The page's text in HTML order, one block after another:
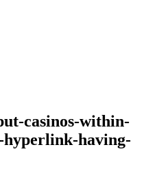
casinos-within-
hyperlink-having-